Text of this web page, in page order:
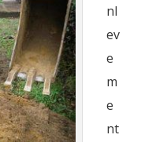
nl
ev
e
m
e
nt